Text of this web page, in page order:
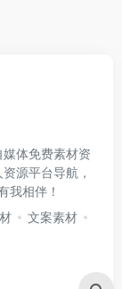
体免费素材资
源平台导航，
我相伴！
文案素材